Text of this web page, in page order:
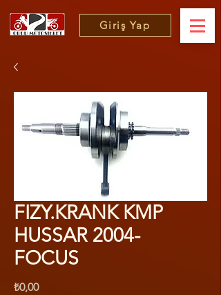
Giriş Yap
FIZY.KRANK KMP
HUSSAR 2004-
FOCUS
₺0,00Fiyat